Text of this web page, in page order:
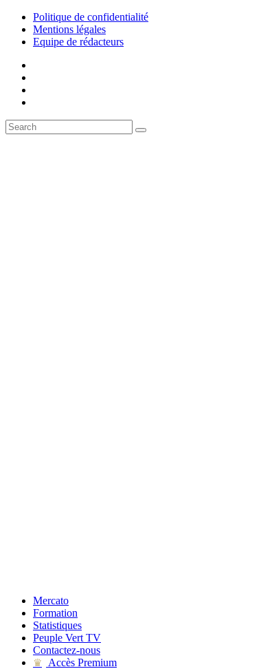
Politique de confidentialité
Mentions légales
Equipe de rédacteurs
Mercato
Formation
Statistiques
Peuple Vert TV
Contactez-nous
♛
Accès Premium